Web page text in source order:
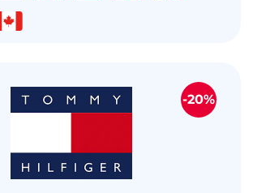
-20%